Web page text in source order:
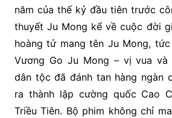
năm của thế kỷ đầu tiên trước
thuyết Ju Mong kể về cuộc đời
hoàng tử mang tên Ju Mong,
Vương Go Ju Mong – vị vua và
dân tộc đã đánh tan hàng ngàn
ra thành lập cường quốc Cao
Triều Tiên. Bộ phim không chỉ